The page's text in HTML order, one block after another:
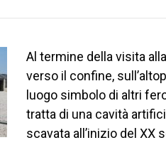
Al termine della visita
verso il confine,
luogo simbolo di altri
tratta di una cavità
scavata all’inizio del XX